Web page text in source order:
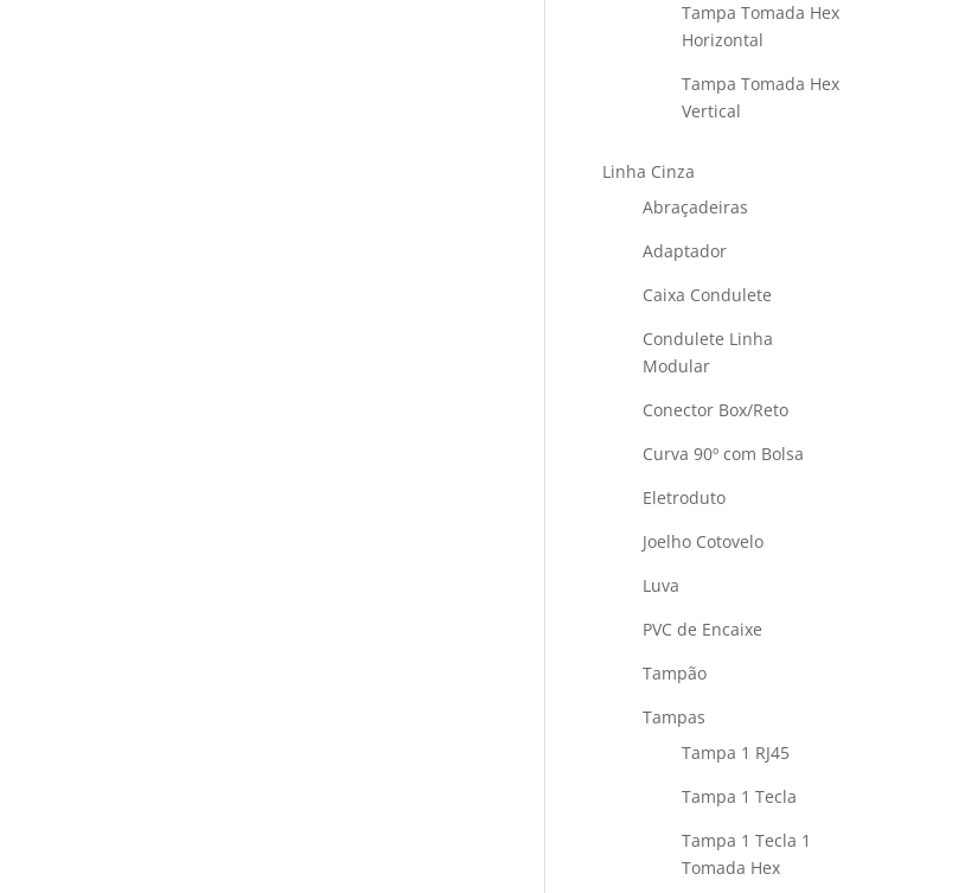
Tampa Tomada Hex
Horizontal
Tampa Tomada Hex
Vertical
Linha Cinza
Abraçadeiras
Adaptador
Caixa Condulete
Condulete Linha
Modular
Conector Box/Reto
Curva 90º com Bolsa
Eletroduto
Joelho Cotovelo
Luva
PVC de Encaixe
Tampão
Tampas
Tampa 1 RJ45
Tampa 1 Tecla
Tampa 1 Tecla 1
Tomada Hex